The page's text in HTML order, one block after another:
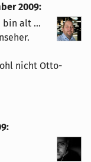
2009:
bin alt ...
nicht Otto-
: